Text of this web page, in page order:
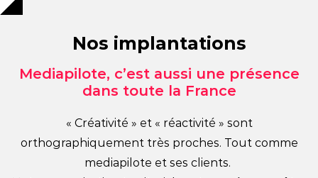
Nos implantations
Mediapilote, c’est aussi une présence
dans toute la France
« Créativité » et « réactivité » sont
orthographiquement très proches. Tout comme
mediapilote et ses clients.